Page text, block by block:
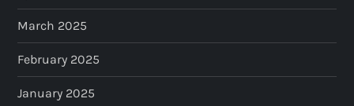
March 2025
February 2025
January 2025